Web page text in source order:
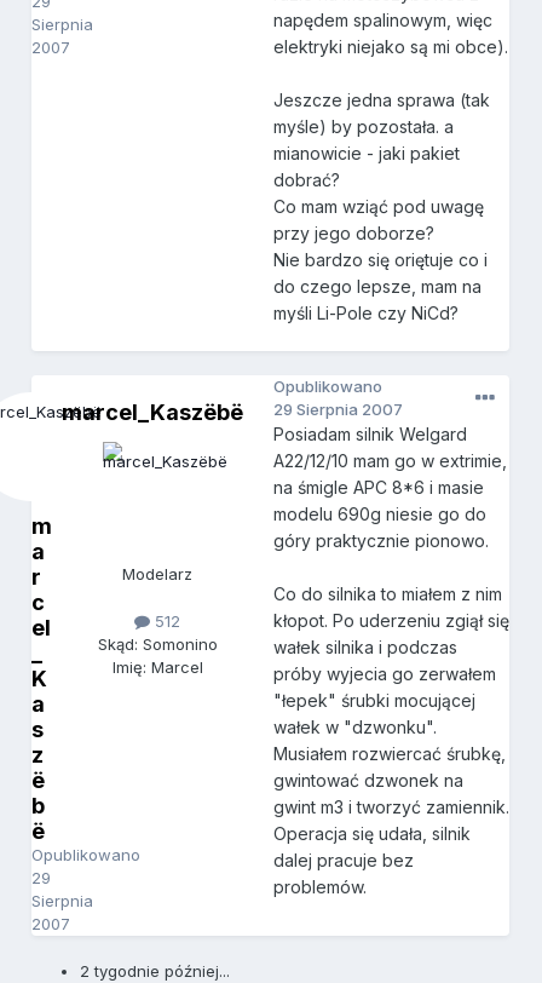
Sierpnia
2007
napędem spalinowym, więc
elektryki niejako są mi obce).
Jeszcze jedna sprawa (tak
myśle) by pozostała. a
mianowicie - jaki pakiet
dobrać?
Co mam wziąć pod uwagę
przy jego doborze?
Nie bardzo się oriętuje co i
do czego lepsze, mam na
myśli Li-Pole czy NiCd?
m
a
r
c
el
K
a
s
z
ë
b
ë
Opublikowano
29
Sierpnia
2007
marcel_Kaszëbë
Modelarz
512
Skąd: Somonino
Imię: Marcel
Opublikowano
29 Sierpnia 2007
Posiadam silnik Welgard
A22/12/10 mam go w extrimie,
na śmigle APC 8*6 i masie
modelu 690g niesie go do
góry praktycznie pionowo.
Co do silnika to miałem z nim
kłopot. Po uderzeniu zgiął się
wałek silnika i podczas
próby wyjecia go zerwałem
"łepek" śrubki mocującej
wałek w "dzwonku".
Musiałem rozwiercać śrubkę,
gwintować dzwonek na
gwint m3 i tworzyć zamiennik.
Operacja się udała, silnik
dalej pracuje bez
problemów.
2 tygodnie później...